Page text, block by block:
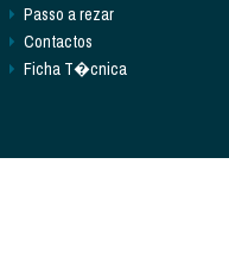
Passo a rezar
Contactos
Ficha T�cnica